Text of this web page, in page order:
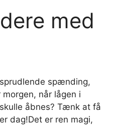
med
spænding,
når lågen i
åbnes? Tænk at få
dag!Det er ren magi,